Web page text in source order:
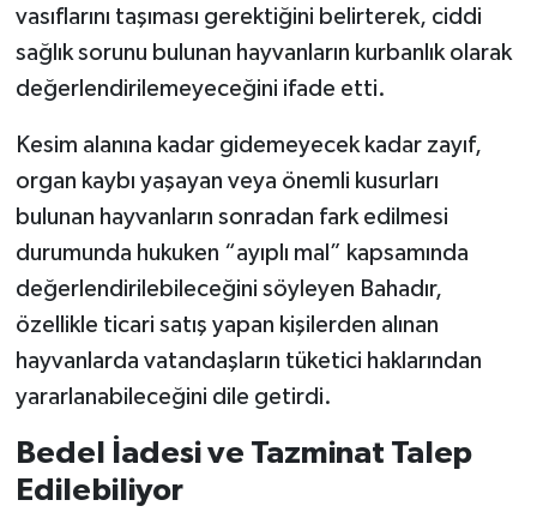
vasıflarını taşıması gerektiğini belirterek, ciddi
sağlık sorunu bulunan hayvanların kurbanlık olarak
değerlendirilemeyeceğini ifade etti.
Kesim alanına kadar gidemeyecek kadar zayıf,
organ kaybı yaşayan veya önemli kusurları
bulunan hayvanların sonradan fark edilmesi
durumunda hukuken “ayıplı mal” kapsamında
değerlendirilebileceğini söyleyen Bahadır,
özellikle ticari satış yapan kişilerden alınan
hayvanlarda vatandaşların tüketici haklarından
yararlanabileceğini dile getirdi.
Bedel İadesi ve Tazminat Talep
Edilebiliyor